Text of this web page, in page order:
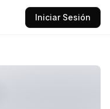
Iniciar Sesión